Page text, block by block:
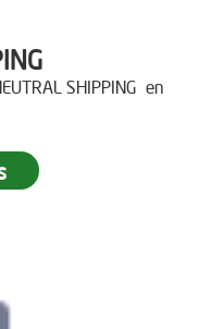
SHIPPING en